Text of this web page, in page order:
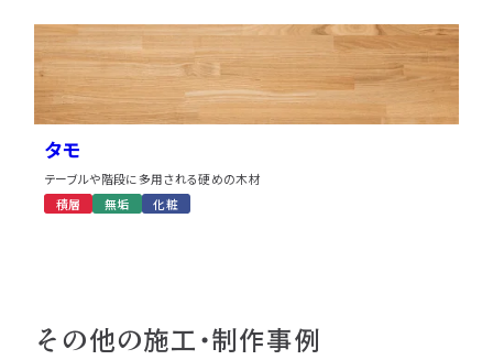
タモ
テーブルや階段に多用される硬めの木材
積層
無垢 化粧
その他の施工・制作事例